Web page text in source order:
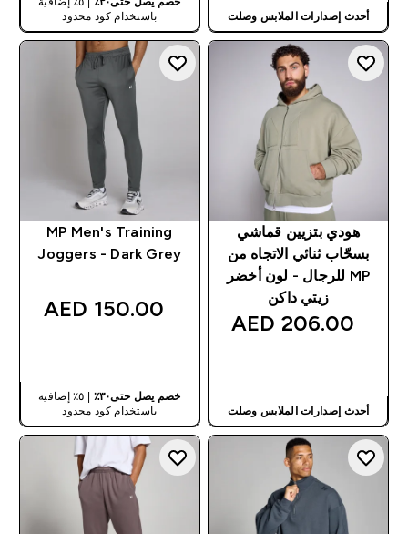
أحدث إصدارات الملابس وصلت
باستخدام كود محدود
هودي بتزيين قماشي
بسحّاب ثنائي الاتجاه من
MP للرجال - لون أخضر
زيتي داكن
206.00 AED‎
أحدث إصدارات الملابس وصلت
MP Men's Training
Joggers - Dark Grey
150.00 AED‎
خصم يصل حتى٣٠٪
| ٥٪ إضافية
باستخدام كود محدود